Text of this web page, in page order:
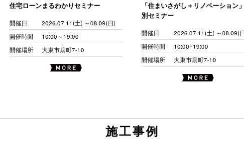
住宅ローンまるわかりセミナー
開催日
2026.07.11(土) ～08.09(日)
開催時間
10:00～19:00
開催場所
大東市扇町7-10
「住まいさがし＋リノベーション
別セミナー
開催日
2026.07.11(土) ～08.09(
開催時間
10:00~19:00
開催場所
大東市扇町7-10
施工事例